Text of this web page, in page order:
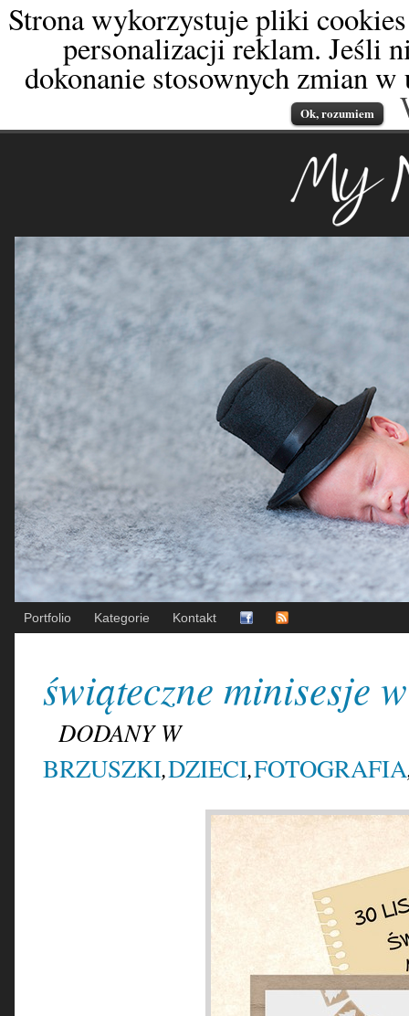
Strona wykorzystuje pliki
personalizacji reklam. Jeśli
dokonanie stosownych zmian
Ok, rozumiem
My Newborn
fotografia od dnia
Portfolio Kategorie Kontakt
świąteczne minisesje
DODANY W
BRZUSZKI,DZIECI,FOTOGRAFIA